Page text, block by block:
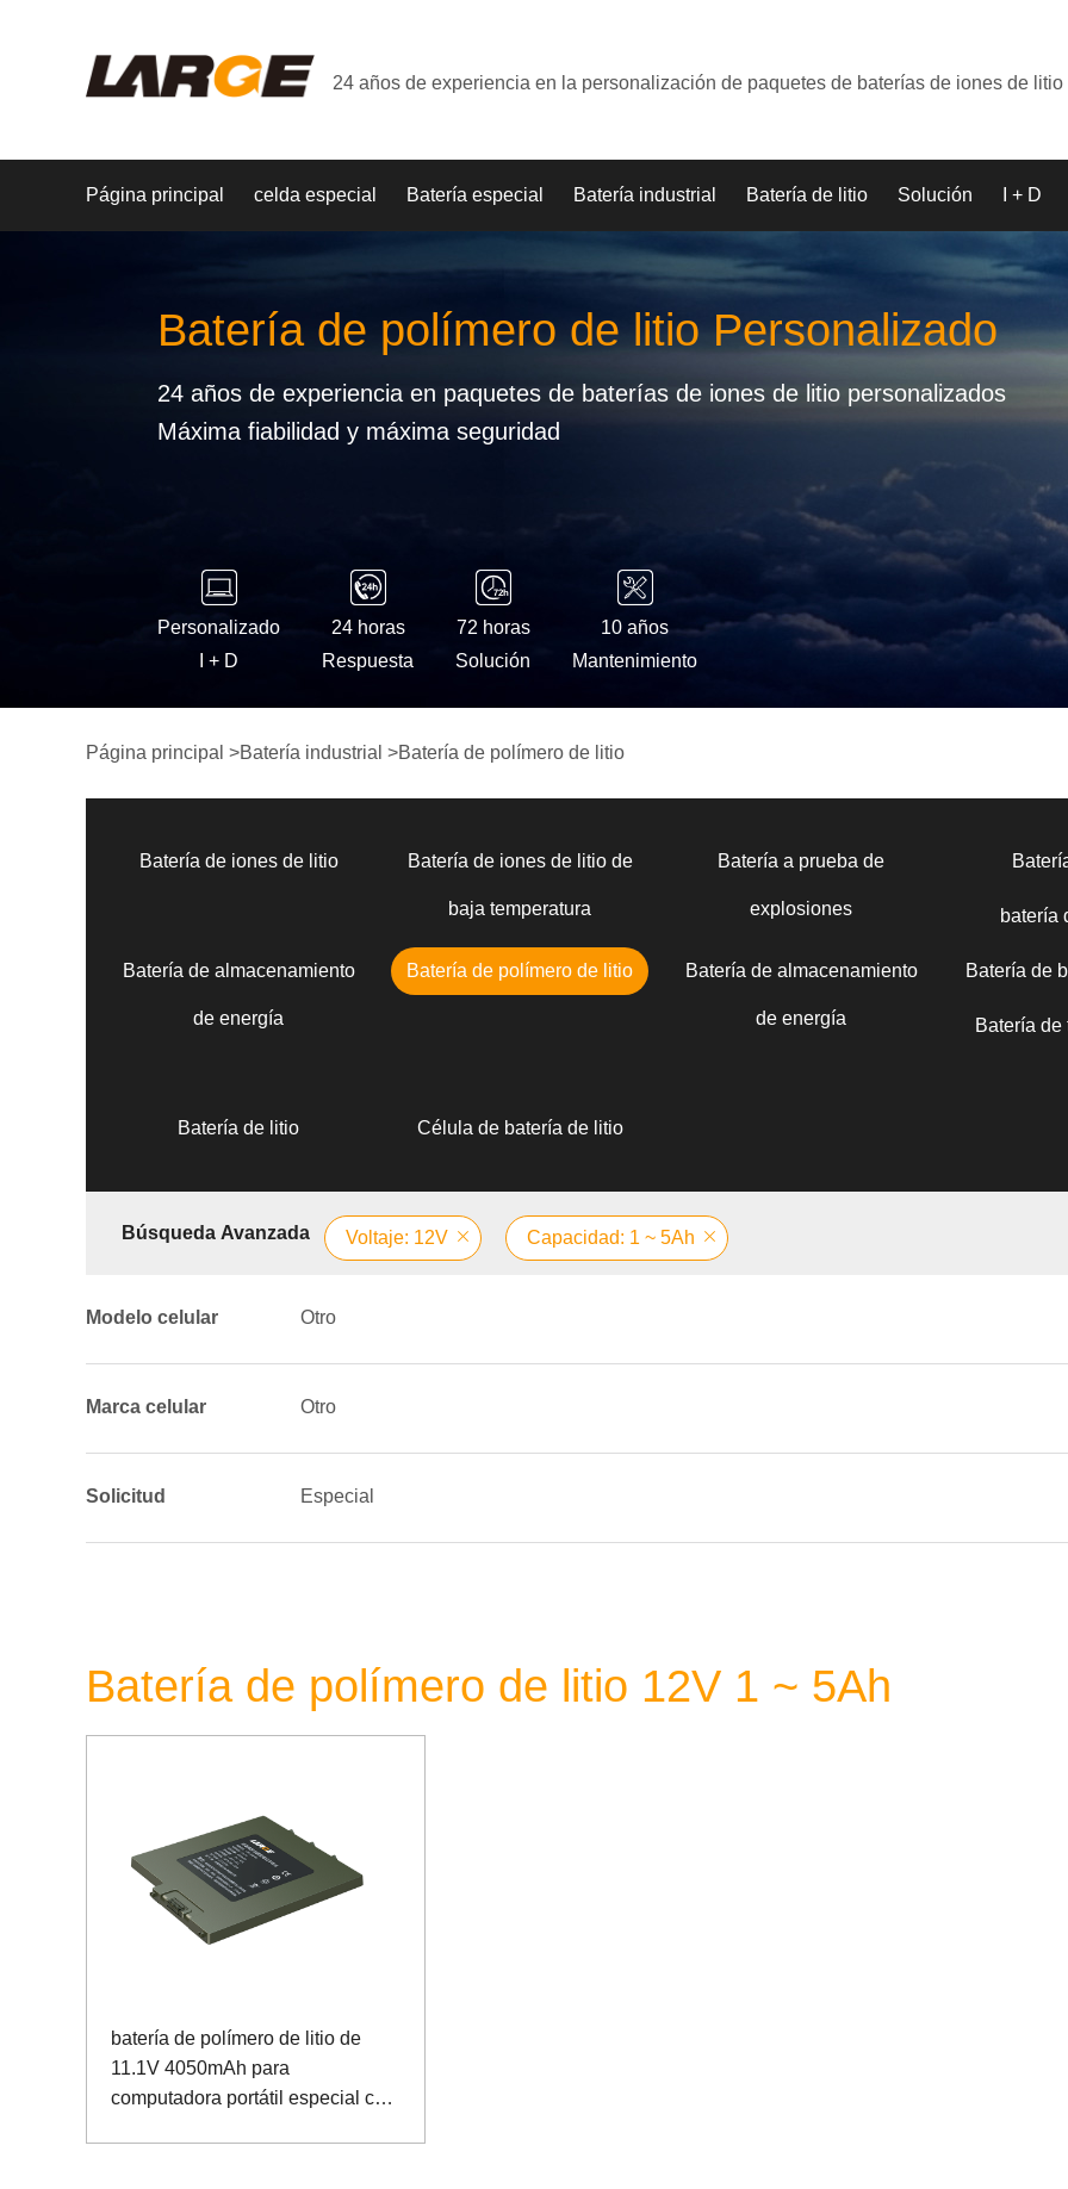
24 años de experiencia en la personalización de paquetes de baterías de iones de litio
Página principal celda especial Batería especial Batería industrial Batería de litio Solución I + D
Batería de polímero de litio Personalizado
24 años de experiencia en paquetes de baterías de iones de litio personalizados
Máxima fiabilidad y máxima seguridad
Personalizado
I + D
24 horas
Respuesta
72 horas
Solución
10 años
Mantenimiento
Página principal >Batería industrial >Batería de polímero de litio
Batería de iones de litio Batería de iones de litio de
baja temperatura
Batería a prueba de
explosiones batería
Batería de almacenamiento
de energía
Batería de polímero de litio Batería de almacenamiento
de energía
Batería de
Batería
Batería de litio Célula de batería de litio
Búsqueda Avanzada Voltaje: 12V Capacidad: 1 ~ 5Ah
Modelo celular Otro
Marca celular Otro
Solicitud Especial
Batería de polímero de litio 12V 1 ~ 5Ah
batería de polímero de litio de
11.1V 4050mAh para
computadora portátil especial con